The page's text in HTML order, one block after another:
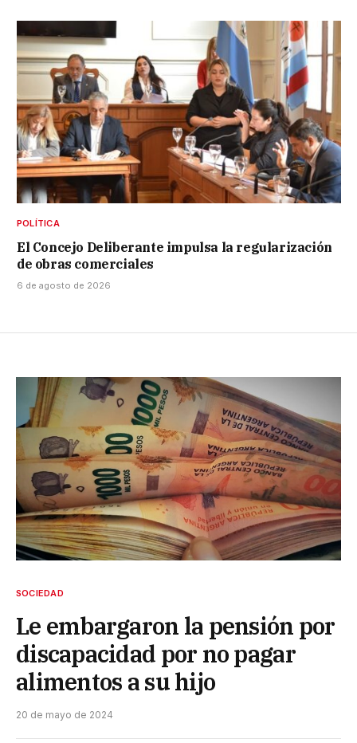
POLÍTICA
El Concejo Deliberante impulsa la regularización
de obras comerciales
6 de agosto de 2026
SOCIEDAD
Le embargaron la pensión por
discapacidad por no pagar
alimentos a su hijo
20 de mayo de 2024